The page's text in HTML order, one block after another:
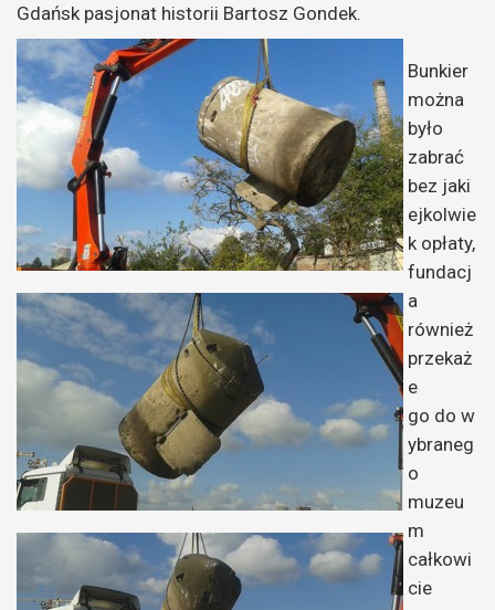
Gdańsk pasjonat historii Bartosz Gondek.
Bunkier
można
było
zabrać
bez jaki
ejkolwie
k opłaty,
fundacj
a
również
przekaż
e
go do w
ybraneg
o
muzeu
m
całkowi
cie